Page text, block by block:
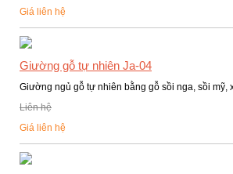
Giá liên hệ
Giường gỗ tự nhiên Ja-04
Giường ngủ gỗ tự nhiên bằng gỗ sồi nga, sồi mỹ,
Liên hệ
Giá liên hệ